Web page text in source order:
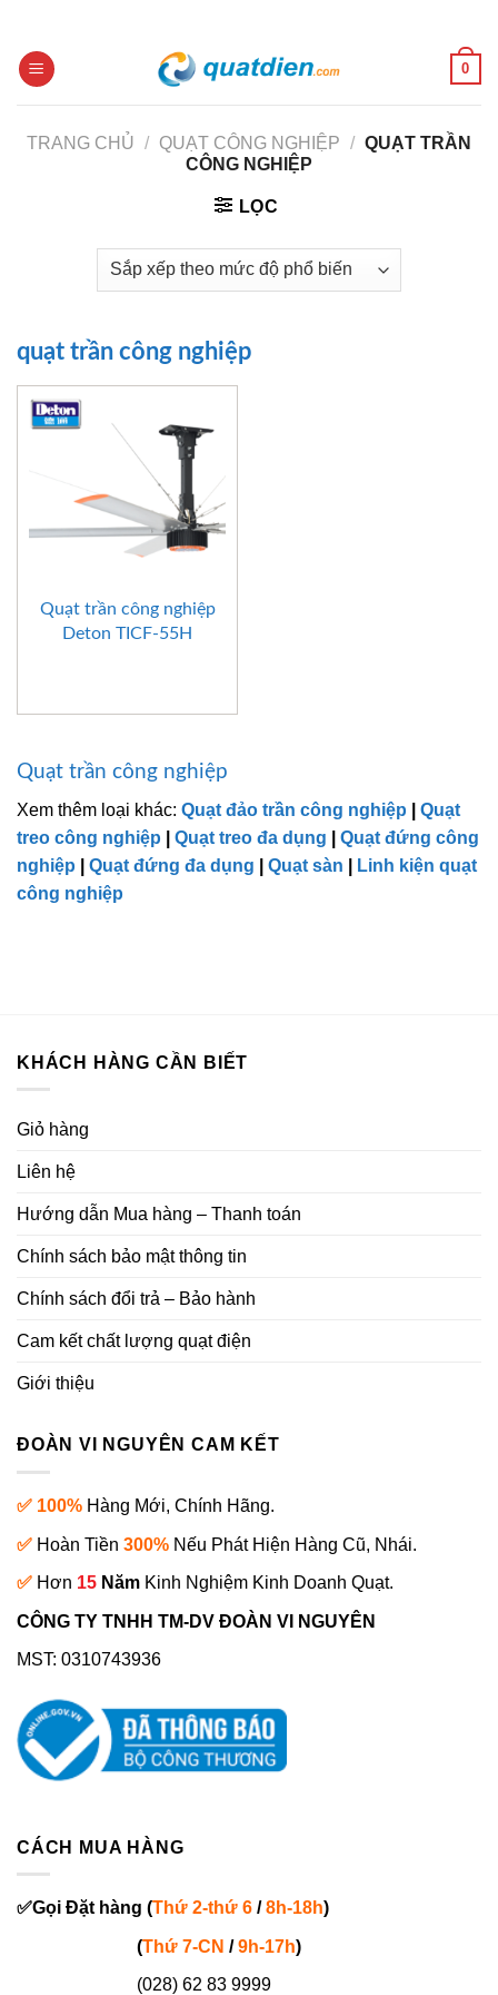
content
0
TRANG CHỦ / QUẠT CÔNG NGHIỆP / QUẠT TRẦN
CÔNG NGHIỆP
LỌC
quạt trần công nghiệp
Quạt trần công nghiệp
Deton TICF-55H
Quạt trần công nghiệp
Xem thêm loại khác: Quạt đảo trần công nghiệp
Quạt
treo công nghiệp
Quạt treo đa dụng
Quạt đứng công
nghiệp
Quạt đứng đa dụng Quạt sàn
Linh kiện quạt
công nghiệp
KHÁCH HÀNG CẦN BIẾT
Giỏ hàng
Liên hệ
Hướng dẫn Mua hàng – Thanh toán
Chính sách bảo mật thông tin
Chính sách đổi trả – Bảo hành
Cam kết chất lượng quạt điện
Giới thiệu
ĐOÀN VI NGUYÊN CAM KẾT
✅ 100% Hàng Mới, Chính Hãng.
✅ Hoàn Tiền 300% Nếu Phát Hiện Hàng Cũ, Nhái.
✅ Hơn 15 Năm Kinh Nghiệm Kinh Doanh Quạt.
CÔNG TY TNHH TM-DV ĐOÀN VI NGUYÊN
MST: 0310743936
CÁCH MUA HÀNG
✅Gọi Đặt hàng (Thứ 2-thứ 6 /8h-18h)
(Thứ 7-CN /9h-17h)
(028) 62 83 9999